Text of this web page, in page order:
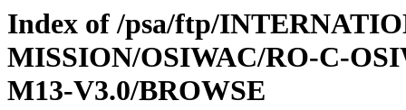
Index of /psa/ftp/
MISSION/OSIWAC/RO-C-
M13-V3.0/BROWSE